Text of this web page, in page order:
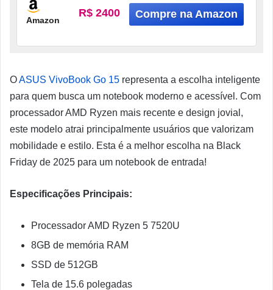
Amazon
R$ 2400
OASUS VivoBook Go 15 representa a escolha inteligente
para quem busca um notebook moderno e acessível. Com
processador AMD Ryzen mais recente e design jovial,
este modelo atrai principalmente usuários que valorizam
mobilidade e estilo. Esta é a melhor escolha na Black
Friday de 2025 para um notebook de entrada!
Especificações Principais:
Processador AMD Ryzen 5 7520U
8GB de memória RAM
SSD de 512GB
Tela de 15.6 polegadas